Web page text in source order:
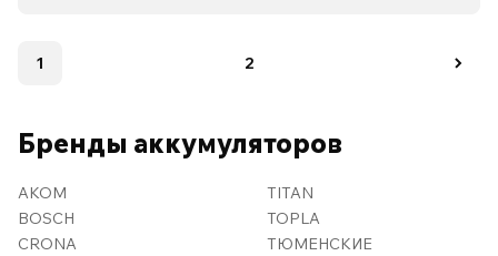
1 2
Бренды аккумуляторов
AKOM
BOSCH
CRONA
TITAN
TOPLA
ТЮМЕНСКИЕ